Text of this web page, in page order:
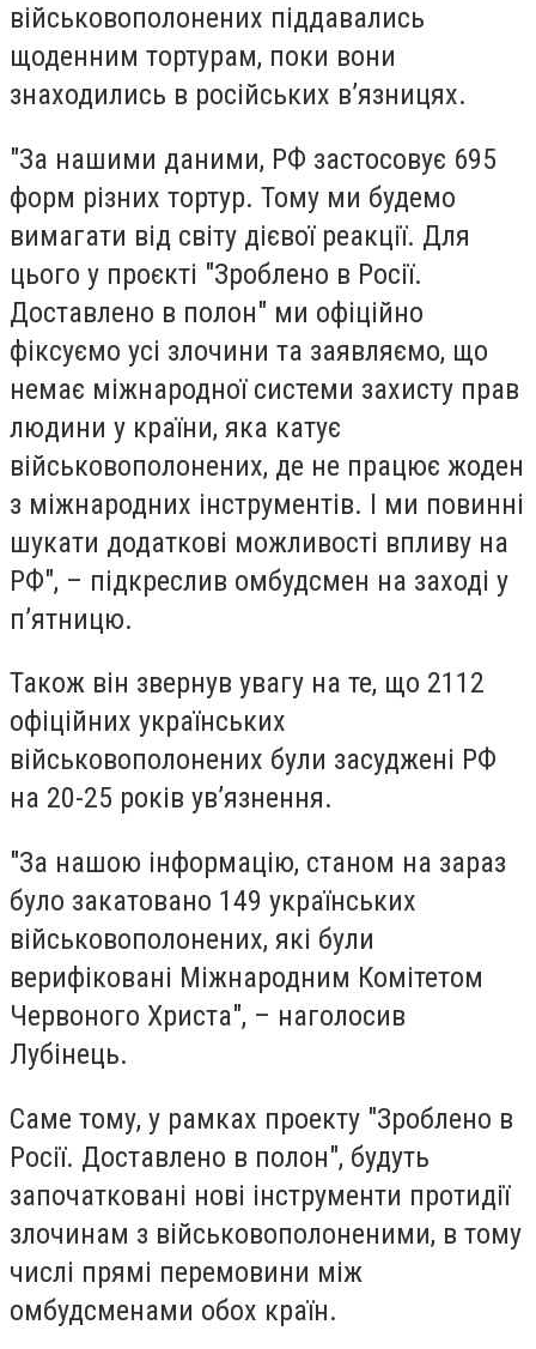
військовополонених піддавались
щоденним тортурам, поки вони
знаходились в російських в’язницях.
"За нашими даними, РФ застосовує 695
форм різних тортур. Тому ми будемо
вимагати від світу дієвої реакції. Для
цього у проєкті "Зроблено в Росії.
Доставлено в полон" ми офіційно
фіксуємо усі злочини та заявляємо, що
немає міжнародної системи захисту прав
людини у країни, яка катує
військовополонених, де не працює жоден
з міжнародних інструментів. І ми повинні
шукати додаткові можливості впливу на
РФ", – підкреслив омбудсмен на заході у
п’ятницю.
Також він звернув увагу на те, що 2112
офіційних українських
військовополонених були засуджені РФ
на 20-25 років ув’язнення.
"За нашою інформацію, станом на зараз
було закатовано 149 українських
військовополонених, які були
верифіковані Міжнародним Комітетом
Червоного Христа", – наголосив
Лубінець.
Саме тому, у рамках проекту "Зроблено в
Росії. Доставлено в полон", будуть
започатковані нові інструменти протидії
злочинам з військовополоненими, в тому
числі прямі перемовини між
омбудсменами обох країн.